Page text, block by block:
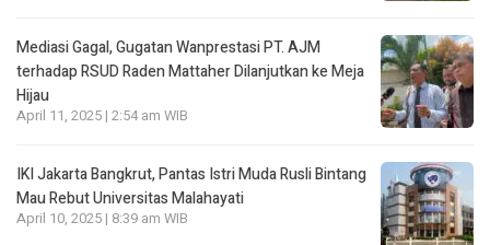
Mediasi Gagal, Gugatan Wanprestasi PT. AJM
terhadap RSUD Raden Mattaher Dilanjutkan ke Meja
Hijau
April 11, 2025 | 2:54 am WIB
IKI Jakarta Bangkrut, Pantas Istri Muda Rusli Bintang
Mau Rebut Universitas Malahayati
April 10, 2025 | 8:39 am WIB